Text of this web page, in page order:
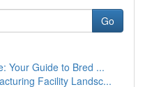
Go
Your Guide to Bred ...
Facility Landsc...